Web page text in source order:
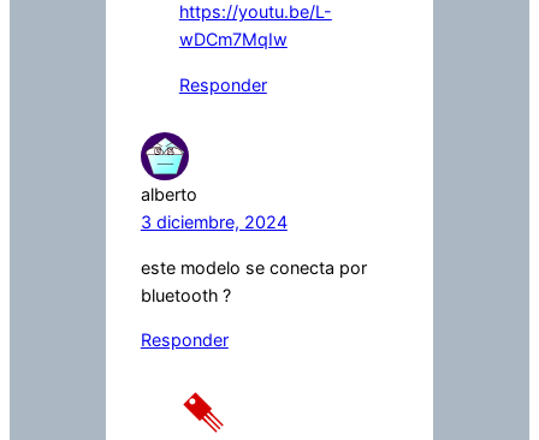
https://youtu.be/L-
wDCm7MqIw
Responder
alberto
3 diciembre, 2024
este modelo se conecta por
bluetooth ?
Responder